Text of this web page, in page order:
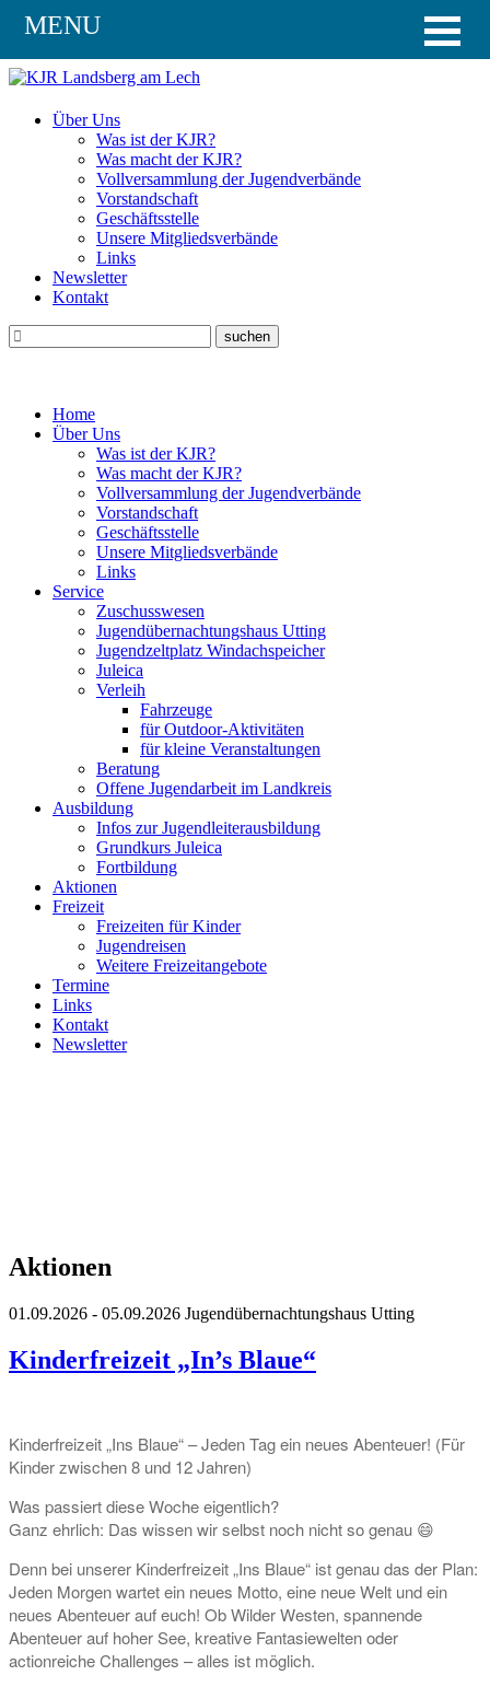
Über Uns
Was ist der KJR?
Was macht der KJR?
Vollversammlung der Jugendverbände
Vorstandschaft
Geschäftsstelle
Unsere Mitgliedsverbände
Links
Newsletter
Kontakt
Home
Über Uns
Was ist der KJR?
Was macht der KJR?
Vollversammlung der Jugendverbände
Vorstandschaft
Geschäftsstelle
Unsere Mitgliedsverbände
Links
Service
Zuschusswesen
Jugendübernachtungshaus Utting
Jugendzeltplatz Windachspeicher
Juleica
Verleih
Fahrzeuge
für Outdoor-Aktivitäten
für kleine Veranstaltungen
Beratung
Offene Jugendarbeit im Landkreis
Ausbildung
Infos zur Jugendleiterausbildung
Grundkurs Juleica
Fortbildung
Aktionen
Freizeit
Freizeiten für Kinder
Jugendreisen
Weitere Freizeitangebote
Termine
Links
Kontakt
Newsletter
Aktionen
01.09.2026 - 05.09.2026 Jugendübernachtungshaus Utting
Kinderfreizeit „In’s Blaue“
Kinderfreizeit „Ins Blaue“ – Jeden Tag ein neues Abenteuer! (Für
Kinder zwischen 8 und 12 Jahren)
Was passiert diese Woche eigentlich?
Ganz ehrlich: Das wissen wir selbst noch nicht so genau 😄
Denn bei unserer Kinderfreizeit „Ins Blaue“ ist genau das der Plan:
Jeden Morgen wartet ein neues Motto, eine neue Welt und ein
neues Abenteuer auf euch! Ob Wilder Westen, spannende
Abenteuer auf hoher See, kreative Fantasiewelten oder
actionreiche Challenges – alles ist möglich.
MENU